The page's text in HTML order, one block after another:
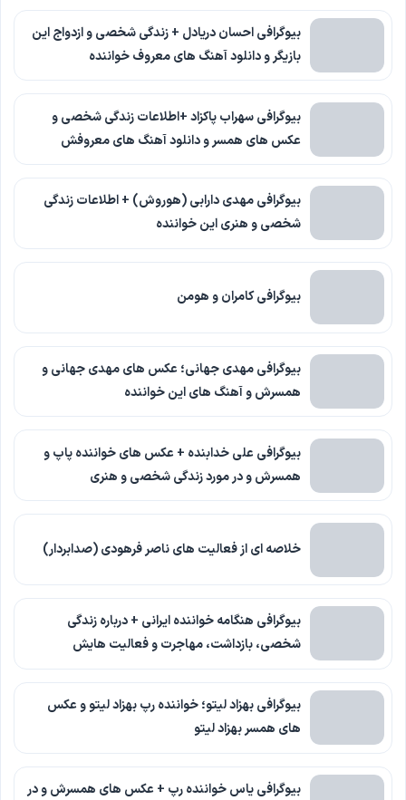
بیوگرافی احسان دریادل + زندگی شخصی و ازدواج این
بازیگر و دانلود آهنگ های معروف خواننده
بیوگرافی سهراب پاکزاد +اطلاعات زندگی شخصی و
عکس های همسر و دانلود آهنگ های معروفش
بیوگرافی مهدی دارابی (هوروش) + اطلاعات زندگی
شخصی و هنری این خواننده
بیوگرافی کامران و هومن
بیوگرافی مهدی جهانی؛ عکس های مهدی جهانی و
همسرش و آهنگ های این خواننده
بیوگرافی علی خدابنده + عکس های خواننده پاپ و
همسرش و در مورد زندگی شخصی و هنری
خلاصه ای از فعالیت های ناصر فرهودی (صدابردار)
بیوگرافی هنگامه خواننده ایرانی + درباره زندگی
شخصی، بازداشت، مهاجرت و فعالیت هایش
بیوگرافی بهزاد لیتو؛ خواننده رپ بهزاد لیتو و عکس
های همسر بهزاد لیتو
بیوگرافی یاس خواننده رپ + عکس های همسرش و در